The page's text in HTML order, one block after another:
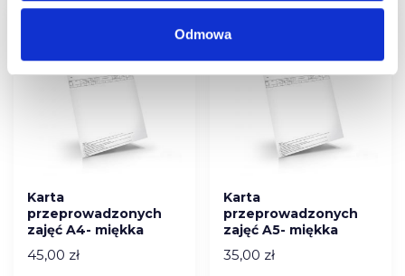
Odmowa
Karta
przeprowadzonych
zajęć A4- miękka
45,00 zł
Karta
przeprowadzonych
zajęć A5- miękka
35,00 zł